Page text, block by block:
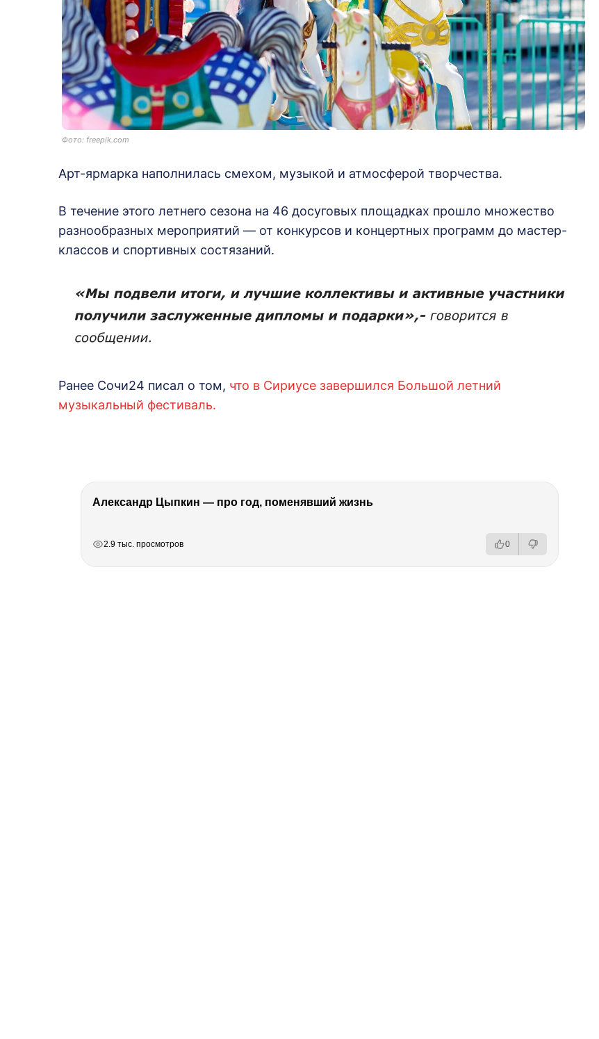
Фото: freepik.com
Арт-ярмарка наполнилась смехом, музыкой и атмосферой творчества.
В течение этого летнего сезона на 46 досуговых площадках прошло множество
разнообразных мероприятий — от конкурсов и концертных программ до мастер-
классов и спортивных состязаний.
Ранее Сочи24 писал о том, что в Сириусе завершился Большой летний
музыкальный фестиваль.
Александр Цыпкин — про год, поменявший жизнь
2.9 тыс. просмотров 0